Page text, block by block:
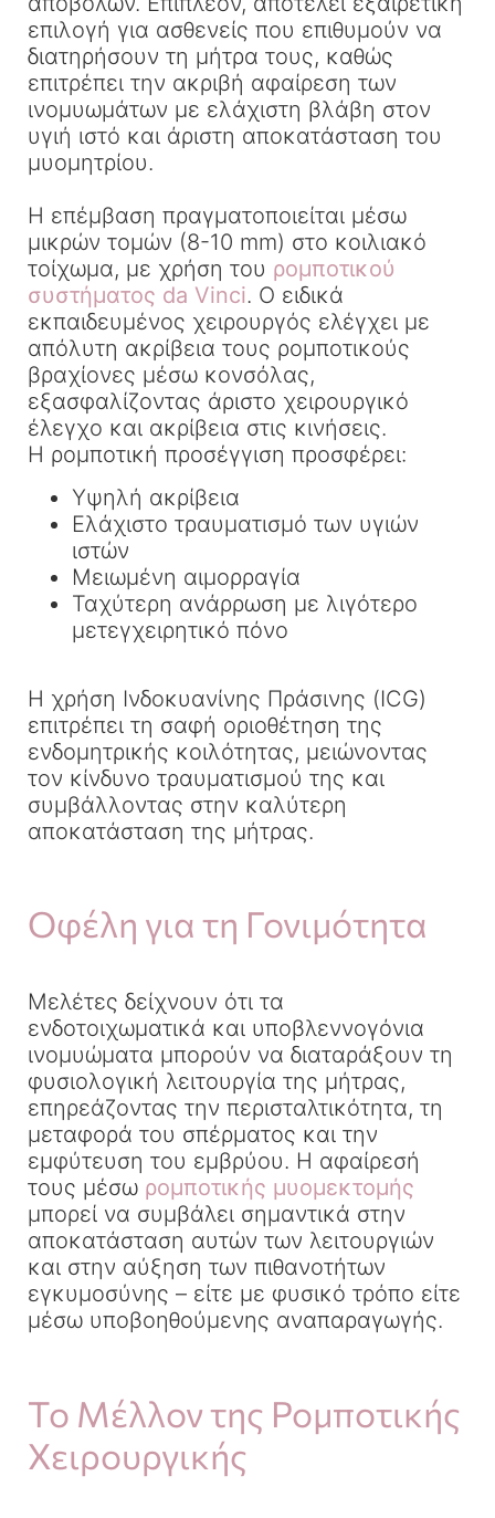
επιλογή για ασθενείς που επιθυμούν να
διατηρήσουν τη μήτρα τους, καθώς
επιτρέπει την ακριβή αφαίρεση των
ινομυωμάτων με ελάχιστη βλάβη στον
υγιή ιστό και άριστη αποκατάσταση του
μυομητρίου.
Η επέμβαση πραγματοποιείται μέσω
μικρών τομών (8-10 mm) στο κοιλιακό
τοίχωμα, με χρήση του ρομποτικού
συστήματος da Vinci. Ο ειδικά
εκπαιδευμένος χειρουργός ελέγχει με
απόλυτη ακρίβεια τους ρομποτικούς
βραχίονες μέσω κονσόλας,
εξασφαλίζοντας άριστο χειρουργικό
έλεγχο και ακρίβεια στις κινήσεις.
Η ρομποτική προσέγγιση προσφέρει:
Υψηλή ακρίβεια
Ελάχιστο τραυματισμό των υγιών
ιστών
Μειωμένη αιμορραγία
Ταχύτερη ανάρρωση με λιγότερο
μετεγχειρητικό πόνο
Η χρήση Ινδοκυανίνης Πράσινης (ICG)
επιτρέπει τη σαφή οριοθέτηση της
ενδομητρικής κοιλότητας, μειώνοντας
τον κίνδυνο τραυματισμού της και
συμβάλλοντας στην καλύτερη
αποκατάσταση της μήτρας.
Οφέλη για τη Γονιμότητα
Μελέτες δείχνουν ότι τα
ενδοτοιχωματικά και υποβλεννογόνια
ινομυώματα μπορούν να διαταράξουν τη
φυσιολογική λειτουργία της μήτρας,
επηρεάζοντας την περισταλτικότητα, τη
μεταφορά του σπέρματος και την
εμφύτευση του εμβρύου. Η αφαίρεσή
τους μέσω ρομποτικής μυομεκτομής
μπορεί να συμβάλει σημαντικά στην
αποκατάσταση αυτών των λειτουργιών
και στην αύξηση των πιθανοτήτων
εγκυμοσύνης – είτε με φυσικό τρόπο είτε
μέσω υποβοηθούμενης αναπαραγωγής.
Το Μέλλον της Ρομποτικής
Χειρουργικής